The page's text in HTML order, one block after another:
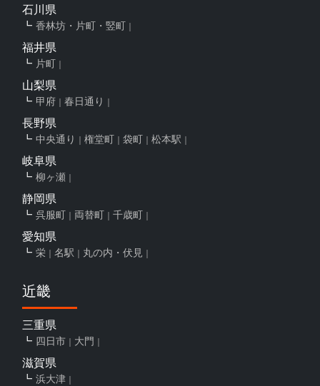
石川県
香林坊・片町・竪町
福井県
片町
山梨県
甲府 春日通り
長野県
中央通り 権堂町 袋町 松本駅
岐阜県
柳ヶ瀬
静岡県
呉服町 両替町 千歳町
愛知県
栄 名駅 丸の内・伏見
近畿
三重県
四日市 大門
滋賀県
浜大津